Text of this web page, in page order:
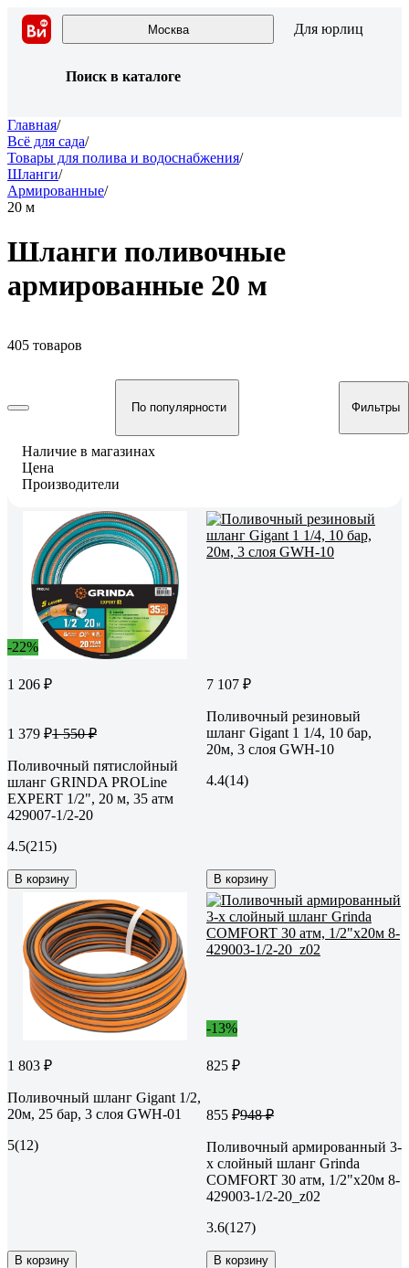
Москва Для юрлиц
Поиск в каталоге
Главная/
Всё для сада/
Товары для полива и водоснабжения/
Шланги/
Армированные/
20 м
Шланги поливочные
армированные 20 м
405 товаров
По популярности Фильтры
Наличие в магазинах
Цена
Производители
-22%
1 206 ₽
1 379 ₽1 550 ₽
Поливочный пятислойный
шланг GRINDA PROLine
EXPERT 1/2", 20 м, 35 атм
429007-1/2-20
4.5(215)
В корзину
7 107 ₽
Поливочный резиновый
шланг Gigant 1 1/4, 10 бар,
20м, 3 слоя GWH-10
4.4(14)
В корзину
1 803 ₽
Поливочный шланг Gigant 1/2,
20м, 25 бар, 3 слоя GWH-01
5(12)
В корзину
-13%
825 ₽
855 ₽948 ₽
Поливочный армированный 3-
х слойный шланг Grinda
COMFORT 30 атм, 1/2"х20м 8-
429003-1/2-20_z02
3.6(127)
В корзину